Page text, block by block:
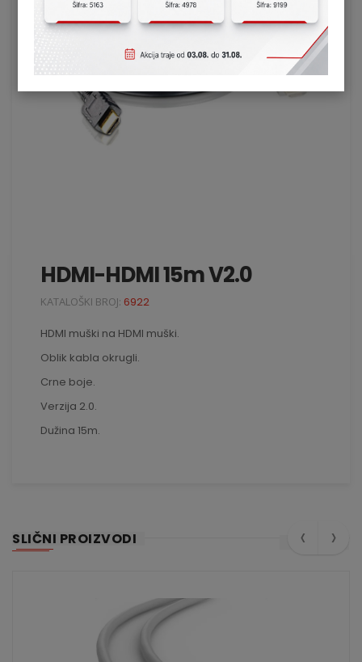
HDMI-HDMI 15m V2.0
KATALOŠKI BROJ: 6922
HDMI muški na HDMI muški.
Oblik kabla okrugli.
Crne boje.
Verzija 2.0.
Dužina 15m.
SLIČNI PROIZVODI ‹ ›